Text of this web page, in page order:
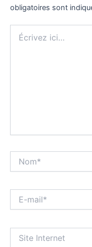
obligatoires sont
ici…
mail*
Internet